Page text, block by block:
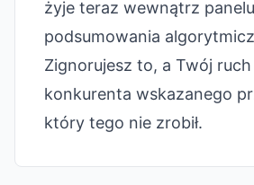
żyje teraz wewnątrz panelu
podsumowania
Zignorujesz to, a Twój
konkurenta wskazanego
który tego nie zrobił.